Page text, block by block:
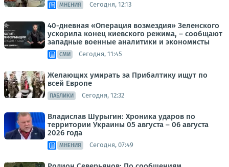
МНЕНИЯ Сегодня, 12:13
40-дневная «Операция возмездия» Зеленского
ускорила конец киевского режима, – сообщают
западные военные аналитики и экономисты
СМИ Сегодня, 11:45
Желающих умирать за Прибалтику ищут по
всей Европе
ПАБЛИКИ Сегодня, 12:32
Владислав Шурыгин: Хроника ударов по
территории Украины 05 августа – 06 августа
2026 года
МНЕНИЯ Сегодня, 07:49